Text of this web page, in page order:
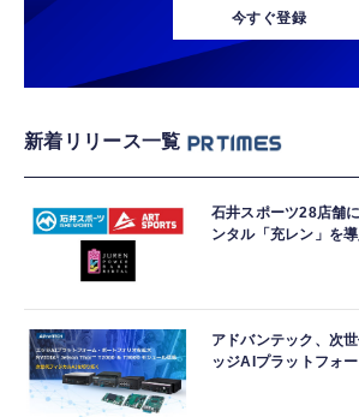
今すぐ登録
新着リリース一覧
石井スポーツ28店舗
ンタル「充レン」を
アドバンテック、次
ッジAIプラットフォ